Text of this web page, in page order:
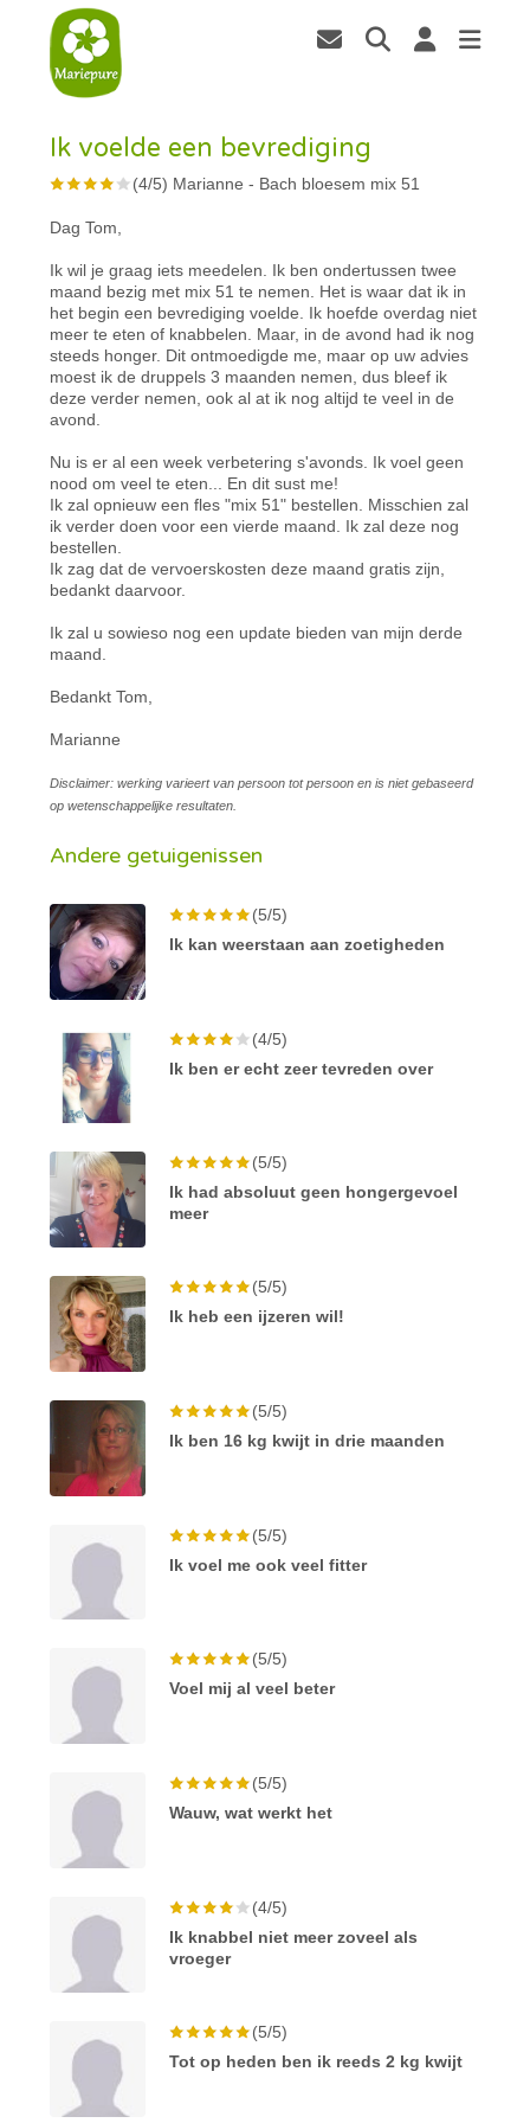
Ik voelde een bevrediging
(4/5) Marianne - Bach bloesem mix 51
Dag Tom,
Ik wil je graag iets meedelen. Ik ben ondertussen twee
maand bezig met mix 51 te nemen. Het is waar dat ik in
het begin een bevrediging voelde. Ik hoefde overdag niet
meer te eten of knabbelen. Maar, in de avond had ik nog
steeds honger. Dit ontmoedigde me, maar op uw advies
moest ik de druppels 3 maanden nemen, dus bleef ik
deze verder nemen, ook al at ik nog altijd te veel in de
avond.
Nu is er al een week verbetering s'avonds. Ik voel geen
nood om veel te eten... En dit sust me!
Ik zal opnieuw een fles "mix 51" bestellen. Misschien zal
ik verder doen voor een vierde maand. Ik zal deze nog
bestellen.
Ik zag dat de vervoerskosten deze maand gratis zijn,
bedankt daarvoor.
Ik zal u sowieso nog een update bieden van mijn derde
maand.
Bedankt Tom,
Marianne
Disclaimer: werking varieert van persoon tot persoon en is niet gebaseerd
op wetenschappelijke resultaten.
Andere getuigenissen
(5/5)
Ik kan weerstaan aan zoetigheden
(4/5)
Ik ben er echt zeer tevreden over
(5/5)
Ik had absoluut geen hongergevoel
meer
(5/5)
Ik heb een ijzeren wil!
(5/5)
Ik ben 16 kg kwijt in drie maanden
(5/5)
Ik voel me ook veel fitter
(5/5)
Voel mij al veel beter
(5/5)
Wauw, wat werkt het
(4/5)
Ik knabbel niet meer zoveel als
vroeger
(5/5)
Tot op heden ben ik reeds 2 kg kwijt